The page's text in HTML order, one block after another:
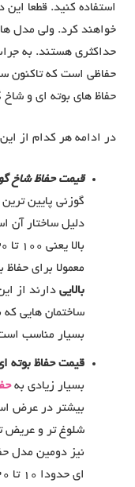
استفاده کنید. قطعا
خواهند کرد. ولی مدل
حداکثری هستند. به
حفاظی است که تاکنون
حفاظ های بوته ای و شاخ
در ادامه هر کدام از این 4 نوع حفاظ را بطور جداگانه برسی میکنیم:
قیمت حفاظ شاخ
گوزنی پایین
دلیل ساختار آن
معمولا برای
بالایی دارند از
ساختمان هایی
بسیار مناسب
قیمت حفاظ بوته
بسیار زیادی به
بیشتر در عرض
شلوغ تر و عریض
نیز دومین مدل